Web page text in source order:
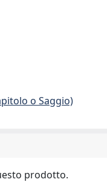
o Saggio)
prodotto.